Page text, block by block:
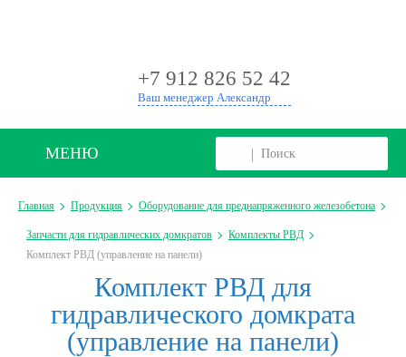
+7 912 826 52 42
Ваш менеджер Александр
МЕНЮ
Главная Продукция Оборудование для преднапряженного железобетона
Запчасти для гидравлических домкратов
Комплекты РВД
Комплект РВД (управление на панели)
Комплект РВД для
гидравлического домкрата
(управление на панели)